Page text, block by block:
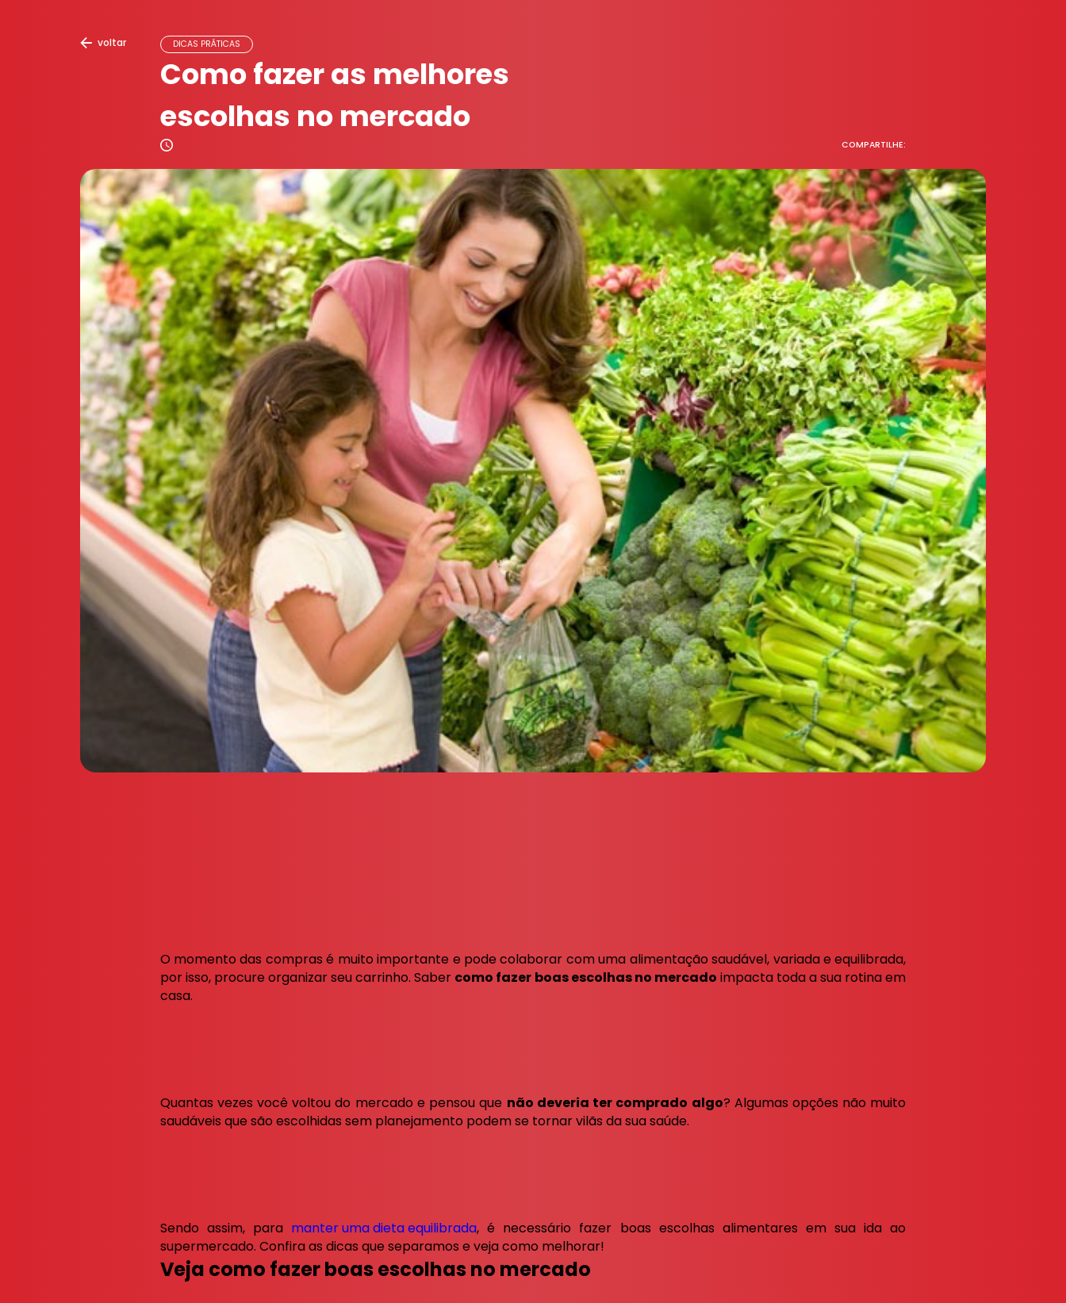
voltar DICAS PRÁTICAS
Como fazer as melhores
escolhas no mercado
COMPARTILHE:
O momento das compras é muito importante e pode colaborar com uma alimentação saudável, variada e equilibrada,
por isso, procure organizar seu carrinho. Saber como fazer boas escolhas no mercado impacta toda a sua rotina em
casa.
Quantas vezes você voltou do mercado e pensou que não deveria ter comprado algo? Algumas opções não muito
saudáveis que são escolhidas sem planejamento podem se tornar vilãs da sua saúde.
Sendo assim, para manter uma dieta equilibrada, é necessário fazer boas escolhas alimentares em sua ida ao
supermercado. Confira as dicas que separamos e veja como melhorar!
Veja como fazer boas escolhas no mercado